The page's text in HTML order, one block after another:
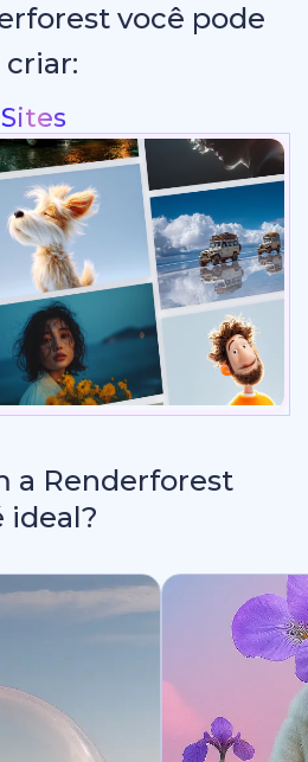
você pode
criar:
de Logo
a Renderforest
ideal?